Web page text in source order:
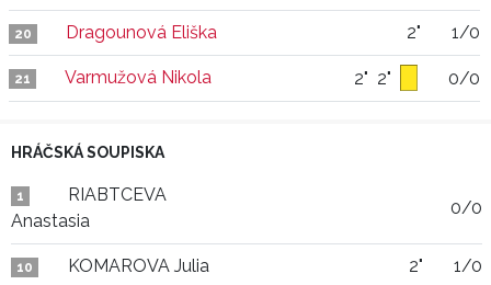
20 Dragounová Eliška 2" 1/0
21 Varmužová Nikola 2" 2" 0/0
HRÁČSKÁ SOUPISKA
1
RIABTCEVA
Anastasia
0/0
10 KOMAROVA Julia 2" 1/0